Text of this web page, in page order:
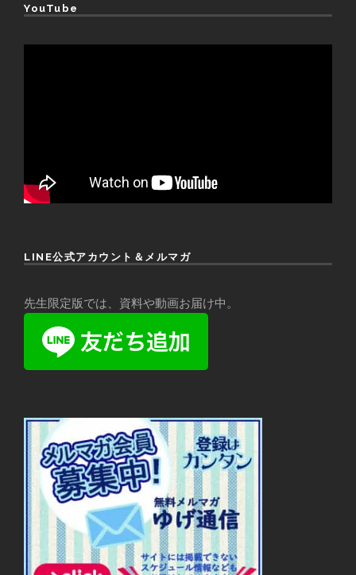
YouTube
LINE公式アカウント＆メルマガ
先生限定版では、資料や動画お届け中。